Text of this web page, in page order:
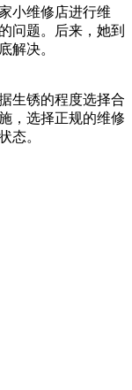
小维修店进行维
问题。后来，她到
解决。
生锈的程度选择合
，选择正规的维修
态。